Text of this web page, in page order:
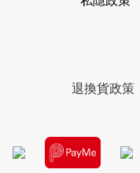
退換貨政